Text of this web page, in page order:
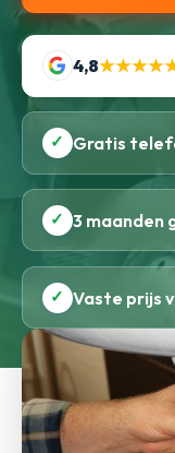
4,8
✓ Gratis
✓ 3 maanden
✓ Vaste prijs